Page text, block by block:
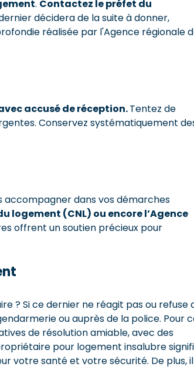
. Contactez le préfet du
décidera de la suite à donner,
réalisée par l'Agence régionale
accusé de réception.Tentez de
Conservez systématiquement
accompagner dans vos démarches
logement (CNL) ou encore l’Agence
offrent un soutien précieux pour
? Si ce dernier ne réagit pas ou refuse
ou auprès de la police. Pour
de résolution amiable, avec des
pour logement insalubre
votre santé et votre sécurité. De plus, il